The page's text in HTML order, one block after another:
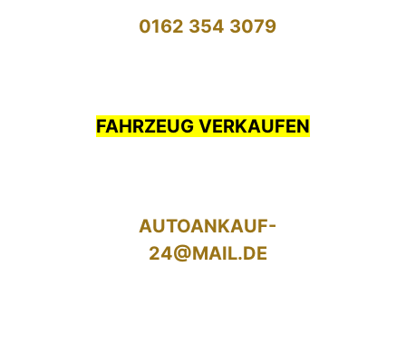
0162 354 3079
FAHRZEUG VERKAUFEN
AUTOANKAUF-
24@MAIL.DE